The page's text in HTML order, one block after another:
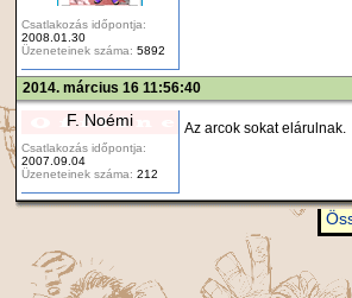
Csatlakozás időpontja:
2008.01.30
Üzeneteinek száma: 5892
2014. március 16 11:56:40
F. Noémi
Csatlakozás időpontja:
2007.09.04
Üzeneteinek száma: 212
Az arcok sokat elárulnak.